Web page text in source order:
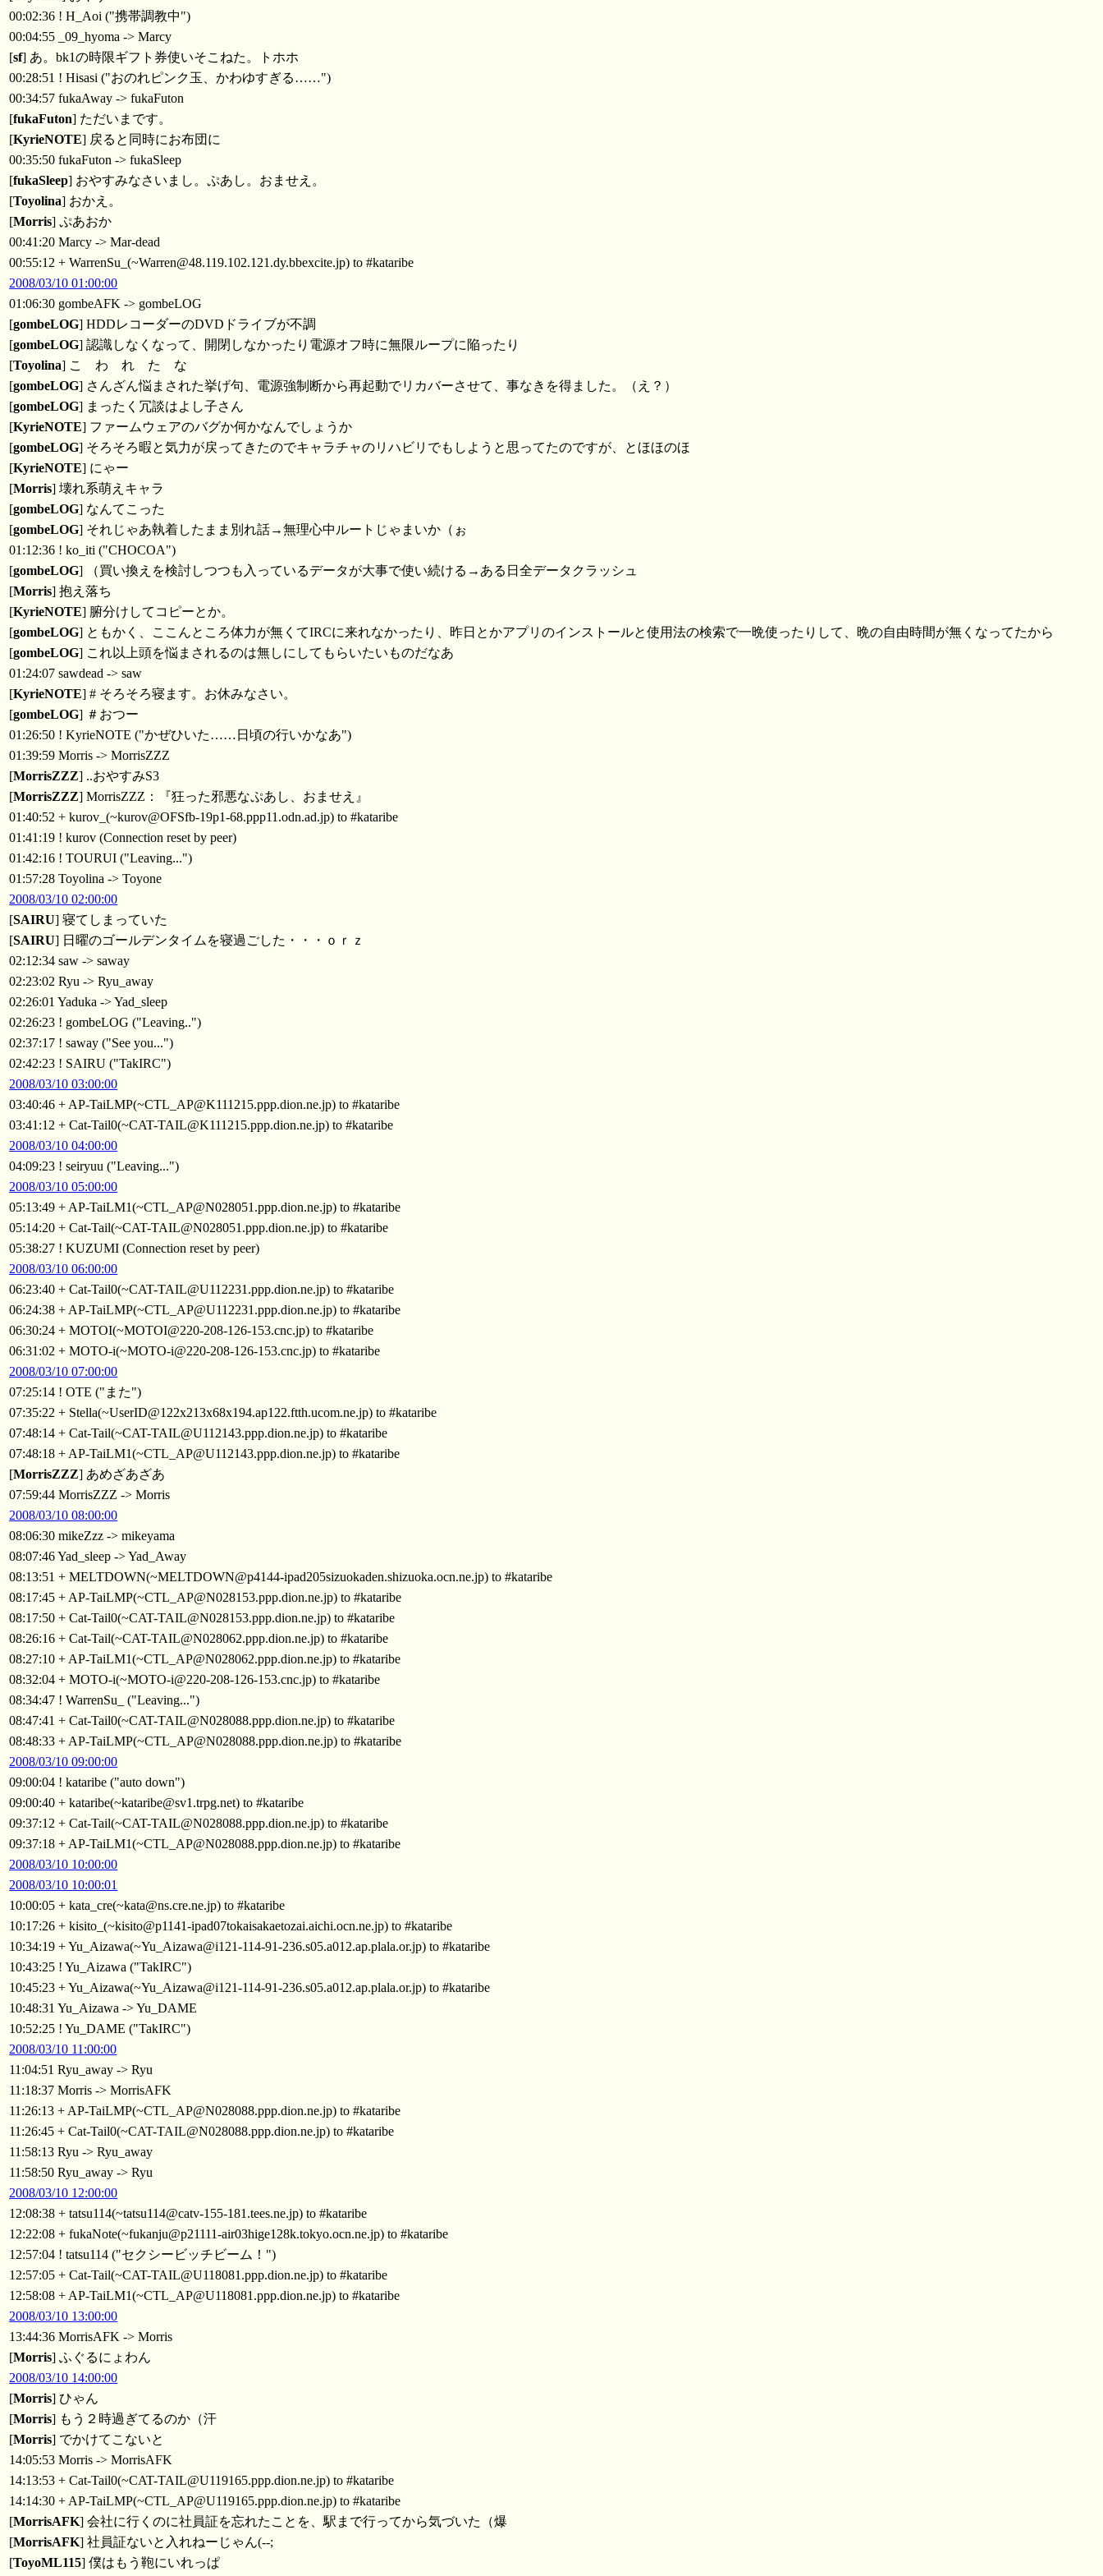
00:02:36 ! H_Aoi ("携帯調教中")
00:04:55 _09_hyoma -> Marcy
[sf] あ。bk1の時限ギフト券使いそこねた。トホホ
00:28:51 ! Hisasi ("おのれピンク玉、かわゆすぎる……")
00:34:57 fukaAway -> fukaFuton
[fukaFuton] ただいまです。
[KyrieNOTE] 戻ると同時にお布団に
00:35:50 fukaFuton -> fukaSleep
[fukaSleep] おやすみなさいまし。ぷあし。おませえ。
[Toyolina] おかえ。
[Morris] ぷあおか
00:41:20 Marcy -> Mar-dead
00:55:12 + WarrenSu_(~Warren@48.119.102.121.dy.bbexcite.jp) to #kataribe
2008/03/10 01:00:00
01:06:30 gombeAFK -> gombeLOG
[gombeLOG] HDDレコーダーのDVDドライブが不調
[gombeLOG] 認識しなくなって、開閉しなかったり電源オフ時に無限ループに陥ったり
[Toyolina] こ わ れ た な
[gombeLOG] さんざん悩まされた挙げ句、電源強制断から再起動でリカバーさせて、事なきを得ました。（え？）
[gombeLOG] まったく冗談はよし子さん
[KyrieNOTE] ファームウェアのバグか何かなんでしょうか
[gombeLOG] そろそろ暇と気力が戻ってきたのでキャラチャのリハビリでもしようと思ってたのですが、とほほのほ
[KyrieNOTE] にゃー
[Morris] 壊れ系萌えキャラ
[gombeLOG] なんてこった
[gombeLOG] それじゃあ執着したまま別れ話→無理心中ルートじゃまいか（ぉ
01:12:36 ! ko_iti ("CHOCOA")
[gombeLOG] （買い換えを検討しつつも入っているデータが大事で使い続ける→ある日全データクラッシュ
[Morris] 抱え落ち
[KyrieNOTE] 腑分けしてコピーとか。
[gombeLOG] ともかく、ここんところ体力が無くてIRCに来れなかったり、昨日とかアプリのインストールと使用法の検索で一晩使ったりして、晩の自由時間が無くなってたから
[gombeLOG] これ以上頭を悩まされるのは無しにしてもらいたいものだなあ
01:24:07 sawdead -> saw
[KyrieNOTE] # そろそろ寝ます。お休みなさい。
[gombeLOG] ＃おつー
01:26:50 ! KyrieNOTE ("かぜひいた……日頃の行いかなあ")
01:39:59 Morris -> MorrisZZZ
[MorrisZZZ] ..おやすみS3
[MorrisZZZ] MorrisZZZ：『狂った邪悪なぷあし、おませえ』
01:40:52 + kurov_(~kurov@OFSfb-19p1-68.ppp11.odn.ad.jp) to #kataribe
01:41:19 ! kurov (Connection reset by peer)
01:42:16 ! TOURUI ("Leaving...")
01:57:28 Toyolina -> Toyone
2008/03/10 02:00:00
[SAIRU] 寝てしまっていた
[SAIRU] 日曜のゴールデンタイムを寝過ごした・・・ｏｒｚ
02:12:34 saw -> saway
02:23:02 Ryu -> Ryu_away
02:26:01 Yaduka -> Yad_sleep
02:26:23 ! gombeLOG ("Leaving..")
02:37:17 ! saway ("See you...")
02:42:23 ! SAIRU ("TakIRC")
2008/03/10 03:00:00
03:40:46 + AP-TaiLMP(~CTL_AP@K111215.ppp.dion.ne.jp) to #kataribe
03:41:12 + Cat-Tail0(~CAT-TAIL@K111215.ppp.dion.ne.jp) to #kataribe
2008/03/10 04:00:00
04:09:23 ! seiryuu ("Leaving...")
2008/03/10 05:00:00
05:13:49 + AP-TaiLM1(~CTL_AP@N028051.ppp.dion.ne.jp) to #kataribe
05:14:20 + Cat-Tail(~CAT-TAIL@N028051.ppp.dion.ne.jp) to #kataribe
05:38:27 ! KUZUMI (Connection reset by peer)
2008/03/10 06:00:00
06:23:40 + Cat-Tail0(~CAT-TAIL@U112231.ppp.dion.ne.jp) to #kataribe
06:24:38 + AP-TaiLMP(~CTL_AP@U112231.ppp.dion.ne.jp) to #kataribe
06:30:24 + MOTOI(~MOTOI@220-208-126-153.cnc.jp) to #kataribe
06:31:02 + MOTO-i(~MOTO-i@220-208-126-153.cnc.jp) to #kataribe
2008/03/10 07:00:00
07:25:14 ! OTE ("また")
07:35:22 + Stella(~UserID@122x213x68x194.ap122.ftth.ucom.ne.jp) to #kataribe
07:48:14 + Cat-Tail(~CAT-TAIL@U112143.ppp.dion.ne.jp) to #kataribe
07:48:18 + AP-TaiLM1(~CTL_AP@U112143.ppp.dion.ne.jp) to #kataribe
[MorrisZZZ] あめざあざあ
07:59:44 MorrisZZZ -> Morris
2008/03/10 08:00:00
08:06:30 mikeZzz -> mikeyama
08:07:46 Yad_sleep -> Yad_Away
08:13:51 + MELTDOWN(~MELTDOWN@p4144-ipad205sizuokaden.shizuoka.ocn.ne.jp) to #kataribe
08:17:45 + AP-TaiLMP(~CTL_AP@N028153.ppp.dion.ne.jp) to #kataribe
08:17:50 + Cat-Tail0(~CAT-TAIL@N028153.ppp.dion.ne.jp) to #kataribe
08:26:16 + Cat-Tail(~CAT-TAIL@N028062.ppp.dion.ne.jp) to #kataribe
08:27:10 + AP-TaiLM1(~CTL_AP@N028062.ppp.dion.ne.jp) to #kataribe
08:32:04 + MOTO-i(~MOTO-i@220-208-126-153.cnc.jp) to #kataribe
08:34:47 ! WarrenSu_ ("Leaving...")
08:47:41 + Cat-Tail0(~CAT-TAIL@N028088.ppp.dion.ne.jp) to #kataribe
08:48:33 + AP-TaiLMP(~CTL_AP@N028088.ppp.dion.ne.jp) to #kataribe
2008/03/10 09:00:00
09:00:04 ! kataribe ("auto down")
09:00:40 + kataribe(~kataribe@sv1.trpg.net) to #kataribe
09:37:12 + Cat-Tail(~CAT-TAIL@N028088.ppp.dion.ne.jp) to #kataribe
09:37:18 + AP-TaiLM1(~CTL_AP@N028088.ppp.dion.ne.jp) to #kataribe
2008/03/10 10:00:00
2008/03/10 10:00:01
10:00:05 + kata_cre(~kata@ns.cre.ne.jp) to #kataribe
10:17:26 + kisito_(~kisito@p1141-ipad07tokaisakaetozai.aichi.ocn.ne.jp) to #kataribe
10:34:19 + Yu_Aizawa(~Yu_Aizawa@i121-114-91-236.s05.a012.ap.plala.or.jp) to #kataribe
10:43:25 ! Yu_Aizawa ("TakIRC")
10:45:23 + Yu_Aizawa(~Yu_Aizawa@i121-114-91-236.s05.a012.ap.plala.or.jp) to #kataribe
10:48:31 Yu_Aizawa -> Yu_DAME
10:52:25 ! Yu_DAME ("TakIRC")
2008/03/10 11:00:00
11:04:51 Ryu_away -> Ryu
11:18:37 Morris -> MorrisAFK
11:26:13 + AP-TaiLMP(~CTL_AP@N028088.ppp.dion.ne.jp) to #kataribe
11:26:45 + Cat-Tail0(~CAT-TAIL@N028088.ppp.dion.ne.jp) to #kataribe
11:58:13 Ryu -> Ryu_away
11:58:50 Ryu_away -> Ryu
2008/03/10 12:00:00
12:08:38 + tatsu114(~tatsu114@catv-155-181.tees.ne.jp) to #kataribe
12:22:08 + fukaNote(~fukanju@p21111-air03hige128k.tokyo.ocn.ne.jp) to #kataribe
12:57:04 ! tatsu114 ("セクシービッチビーム！")
12:57:05 + Cat-Tail(~CAT-TAIL@U118081.ppp.dion.ne.jp) to #kataribe
12:58:08 + AP-TaiLM1(~CTL_AP@U118081.ppp.dion.ne.jp) to #kataribe
2008/03/10 13:00:00
13:44:36 MorrisAFK -> Morris
[Morris] ふぐるにょわん
2008/03/10 14:00:00
[Morris] ひゃん
[Morris] もう２時過ぎてるのか（汗
[Morris] でかけてこないと
14:05:53 Morris -> MorrisAFK
14:13:53 + Cat-Tail0(~CAT-TAIL@U119165.ppp.dion.ne.jp) to #kataribe
14:14:30 + AP-TaiLMP(~CTL_AP@U119165.ppp.dion.ne.jp) to #kataribe
[MorrisAFK] 会社に行くのに社員証を忘れたことを、駅まで行ってから気づいた（爆
[MorrisAFK] 社員証ないと入れねーじゃん(--;
[ToyoML115] 僕はもう鞄にいれっぱ